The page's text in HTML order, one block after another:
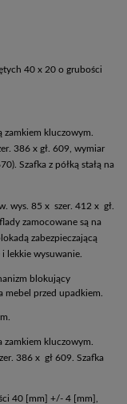
40 x 20 o grubości
zamkiem kluczowym.
386 x gł. 609, wymiar
Szafka z półką stałą na
wys. 85 x szer. 412 x gł.
zamocowane są na
zabezpieczającą
lekkie wysuwanie.
blokujący
mebel przed upadkiem.
zamkiem kluczowym.
386 x gł 609. Szafka
40 [mm] +/- 4 [mm],